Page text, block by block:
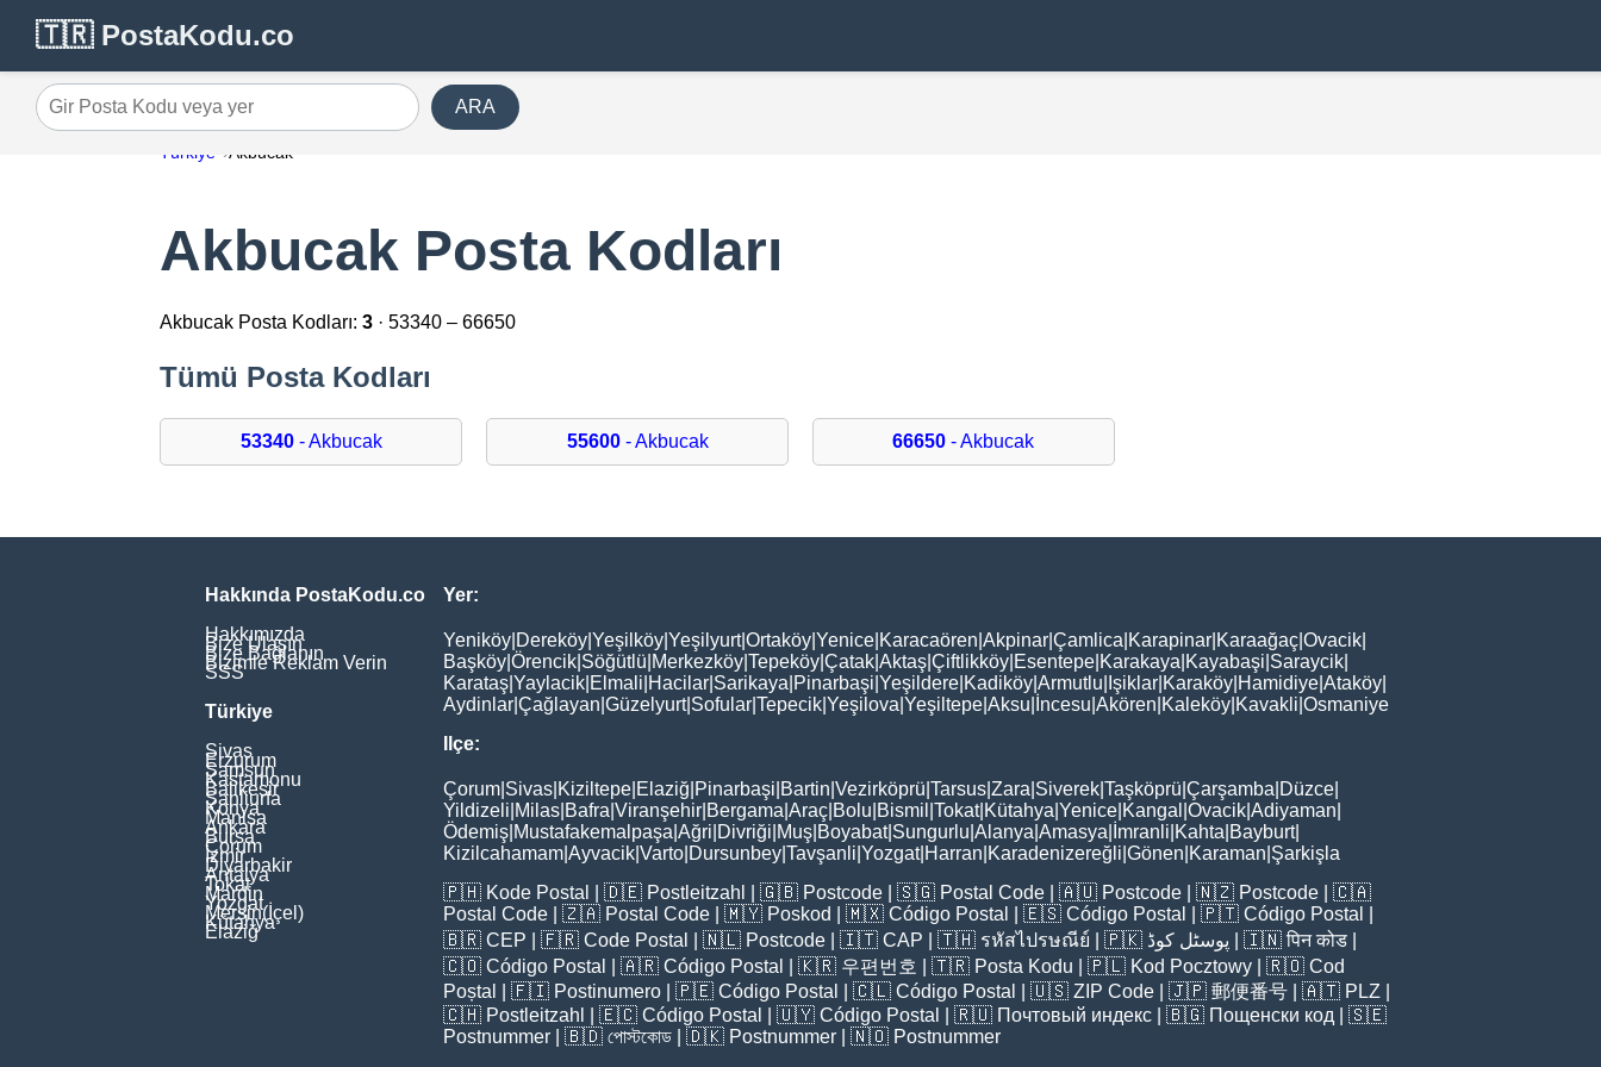
🇹🇷 PostaKodu.co
Gir Posta Kodu veya yer ARA
Türkiye Akbucak
Akbucak Posta Kodları
Akbucak Posta Kodları:3 · 53340 – 66650
Tümü Posta Kodları
53340- Akbucak 55600- Akbucak 66650 - Akbucak
Hakkında PostaKodu.co
Hakkımızda
Bize Ulaşın
Bize Bağlanın
Bizimle Reklam Verin
SSS
Türkiye
Sivas
Erzurum
Samsun
Kastamonu
Balikesir
Şanliurfa
Konya
Manisa
Ankara
Bursa
Çorum
İzmir
Diyarbakir
Antalya
Tokat
Mardin
Yozgat
Mersin(İçel)
Kütahya
Elaziğ
Yer:
Yeniköy Dereköy Yeşilköy Yeşilyurt|Ortaköy Yenice Karacaören Akpinar Çamlica Karapinar Karaağaç Ovacik
Başköy Örencik Söğütlü Merkezköy Tepeköy Çatak Aktaş Çiftlikköy Esentepe Karakaya Kayabaşi Saraycik
Karataş Yaylacik Elmali Hacilar Sarikaya Pinarbaşi Yeşildere Kadiköy Armutlu Işiklar Karaköy Hamidiye Ataköy
Aydinlar Çağlayan Güzelyurt| Sofular Tepecik Yeşilova Yeşiltepe Aksu İncesu Akören Kaleköy Kavakli Osmaniye
Ilçe:
Çorum Sivas Kiziltepe Elaziğ Pinarbaşi Bartin Vezirköprü Tarsus Zara Siverek Taşköprü Çarşamba Düzce
Yildizeli Milas Bafra Viranşehir Bergama Araç Bolu Bismil Tokat| Kütahya Yenice Kangal Ovacik Adiyaman
Ödemiş Mustafakemalpaşa Ağri Divriği Muş Boyabat| Sungurlu Alanya Amasya İmranli Kahta Bayburt|
Kizilcahamam Ayvacik Varto Dursunbey Tavşanli Yozgat| Harran Karadenizereğli Gönen Karaman Şarkişla
🇵🇭 Kode Postal | 🇩🇪 Postleitzahl | 🇬🇧 Postcode | 🇸🇬 Postal Code | 🇦🇺 Postcode | 🇳🇿 Postcode | 🇨🇦
Postal Code | 🇿🇦 Postal Code | 🇲🇾 Poskod | 🇲🇽 Código Postal | 🇪🇸 Código Postal | 🇵🇹 Código Postal
🇧🇷 CEP | 🇫🇷 Code Postal | 🇳🇱 Postcode | 🇮🇹 CAP | 🇹🇭 รหัสไปรษณีย์ | 🇵🇰 پوسٹل کوڈ | 🇮🇳पिन कोड
🇨🇴 Código Postal | 🇦🇷 Código Postal | 🇰🇷 우편번호 | 🇹🇷 Posta Kodu | 🇵🇱 Kod Pocztowy | 🇷🇴 Cod
Poștal
| 🇫🇮 Postinumero | 🇵🇪 Código Postal | 🇨🇱 Código Postal | 🇺🇸 ZIP Code | 🇯🇵 郵便番号 | 🇦🇹 PLZ
🇨🇭 Postleitzahl | 🇪🇨 Código Postal | 🇺🇾 Código Postal | 🇷🇺 Почтовый индекс | 🇧🇬 Пощенски код | 🇸🇪
Postnummer | 🇧🇩 পোস্টকোড | 🇩🇰 Postnummer | 🇳🇴 Postnummer